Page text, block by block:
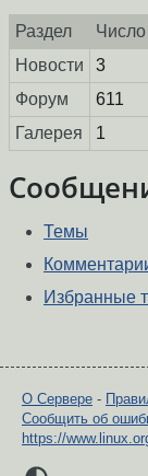
Раздел
Новости
3
Форум
611
Галерея
1
Темы
Избранные
О Сервере -
Сообщить об
https://